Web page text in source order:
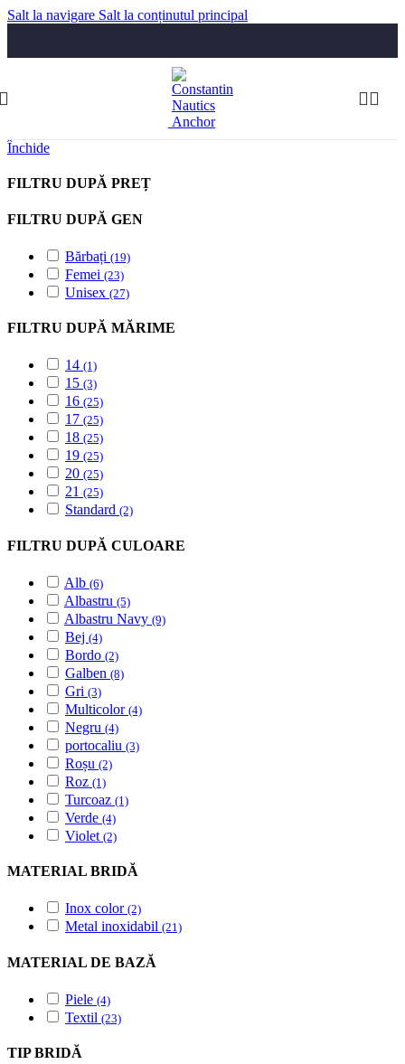
Salt la navigare Salt la conținutul principal
Luni-Vineri: 09:30-17:30
comenzi@constantinnautics.ro
Închide
FILTRU DUPĂ PREȚ
FILTRU DUPĂ GEN
Bărbați (19)
Femei (23)
Unisex (27)
FILTRU DUPĂ MĂRIME
14 (1)
15 (3)
16 (25)
17 (25)
18 (25)
19 (25)
20 (25)
21 (25)
Standard (2)
FILTRU DUPĂ CULOARE
Alb (6)
Albastru (5)
Albastru Navy (9)
Bej (4)
Bordo (2)
Galben (8)
Gri (3)
Multicolor (4)
Negru (4)
portocaliu (3)
Roșu (2)
Roz (1)
Turcoaz (1)
Verde (4)
Violet (2)
MATERIAL BRIDĂ
Inox color (2)
Metal inoxidabil (21)
MATERIAL DE BAZĂ
Piele (4)
Textil (23)
TIP BRIDĂ